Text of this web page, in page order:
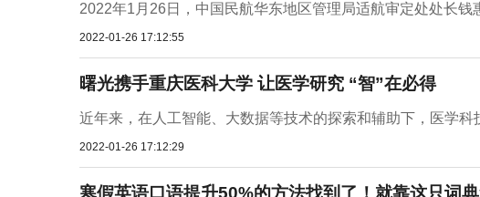
2022年1月26日，中国民航华东地区管理局适航审定处处长
2022-01-26 17:12:55
曙光携手重庆医科大学 让医学研究 “智”在必得
近年来，在人工智能、大数据等技术的探索和辅助下，医学
2022-01-26 17:12:29
寒假英语口语提升50%的方法找到了！就靠这只词典